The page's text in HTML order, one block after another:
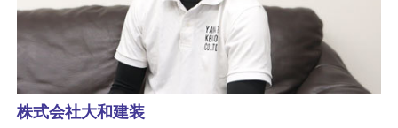
株式会社大和建装